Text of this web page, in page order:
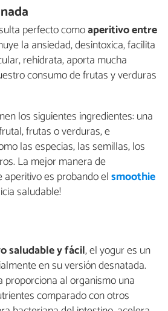
perfecto comoaperitivo entre
la ansiedad, desintoxica, facilita
rehidrata, aporta mucha
consumo de frutas y verduras
los siguientes ingredientes: una
frutas o verduras, e
las especias, las semillas, los
La mejor manera de
es probando elsmoothie
saludable!
saludable y fácil, el yogur es un
en su versión desnatada.
proporciona al organismo una
comparado con otros